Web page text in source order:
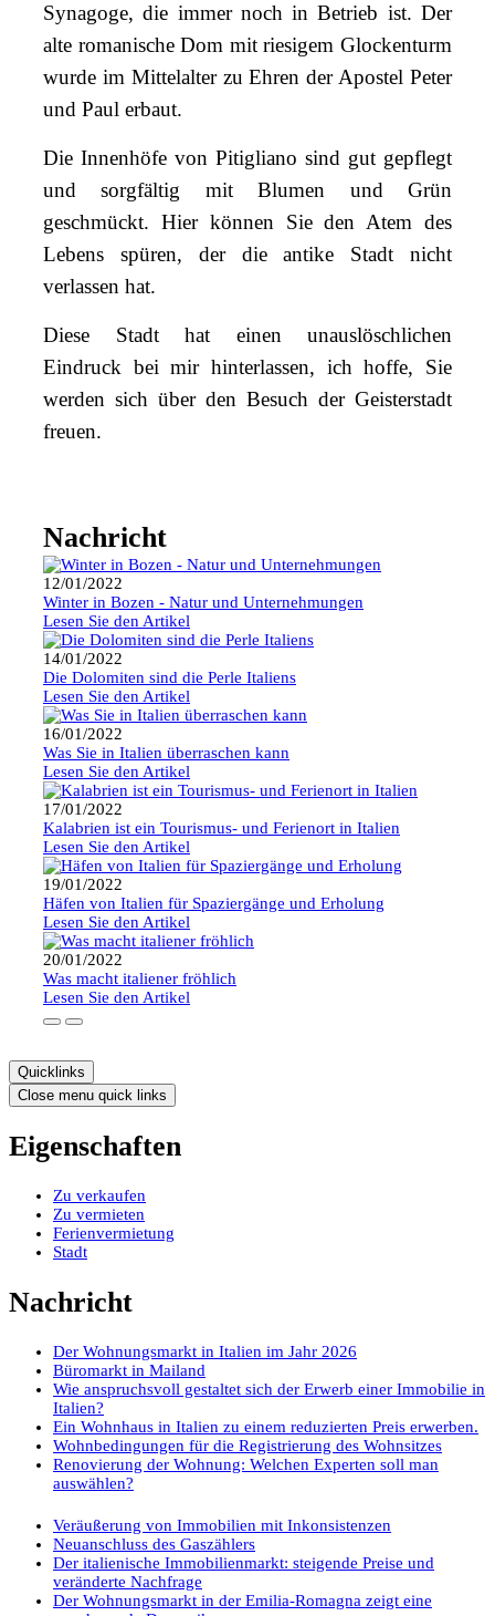
Synagoge, die immer noch in Betrieb ist. Der
alte romanische Dom mit riesigem Glockenturm
wurde im Mittelalter zu Ehren der Apostel Peter
und Paul erbaut.
Die Innenhöfe von Pitigliano sind gut gepflegt
und sorgfältig mit Blumen und Grün
geschmückt. Hier können Sie den Atem des
Lebens spüren, der die antike Stadt nicht
verlassen hat.
Diese Stadt hat einen unauslöschlichen
Eindruck bei mir hinterlassen, ich hoffe, Sie
werden sich über den Besuch der Geisterstadt
freuen.
Nachricht
12/01/2022
Winter in Bozen - Natur und Unternehmungen
Lesen Sie den Artikel
14/01/2022
Die Dolomiten sind die Perle Italiens
Lesen Sie den Artikel
16/01/2022
Was Sie in Italien überraschen kann
Lesen Sie den Artikel
17/01/2022
Kalabrien ist ein Tourismus- und Ferienort in Italien
Lesen Sie den Artikel
19/01/2022
Häfen von Italien für Spaziergänge und Erholung
Lesen Sie den Artikel
20/01/2022
Was macht italiener fröhlich
Lesen Sie den Artikel
Quicklinks
Close menu quick links
Eigenschaften
Zu verkaufen
Zu vermieten
Ferienvermietung
Stadt
Nachricht
Der Wohnungsmarkt in Italien im Jahr 2026
Büromarkt in Mailand
Wie anspruchsvoll gestaltet sich der Erwerb einer Immobilie in
Italien?
Ein Wohnhaus in Italien zu einem reduzierten Preis erwerben.
Wohnbedingungen für die Registrierung des Wohnsitzes
Renovierung der Wohnung: Welchen Experten soll man
auswählen?
Veräußerung von Immobilien mit Inkonsistenzen
Neuanschluss des Gaszählers
Der italienische Immobilienmarkt: steigende Preise und
veränderte Nachfrage
Der Wohnungsmarkt in der Emilia-Romagna zeigt eine